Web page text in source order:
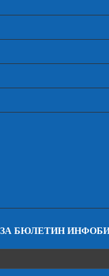
БЮЛЕТИН